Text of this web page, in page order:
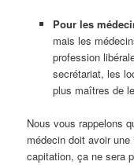
Pour les
mais les
profession
secrétariat, les
plus maîtres de
Nous vous rappelons
médecin doit avoir
capitation, ça ne sera